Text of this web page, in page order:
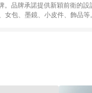
品牌承諾提供新穎前衛的設
女包、墨鏡、小皮件、飾品